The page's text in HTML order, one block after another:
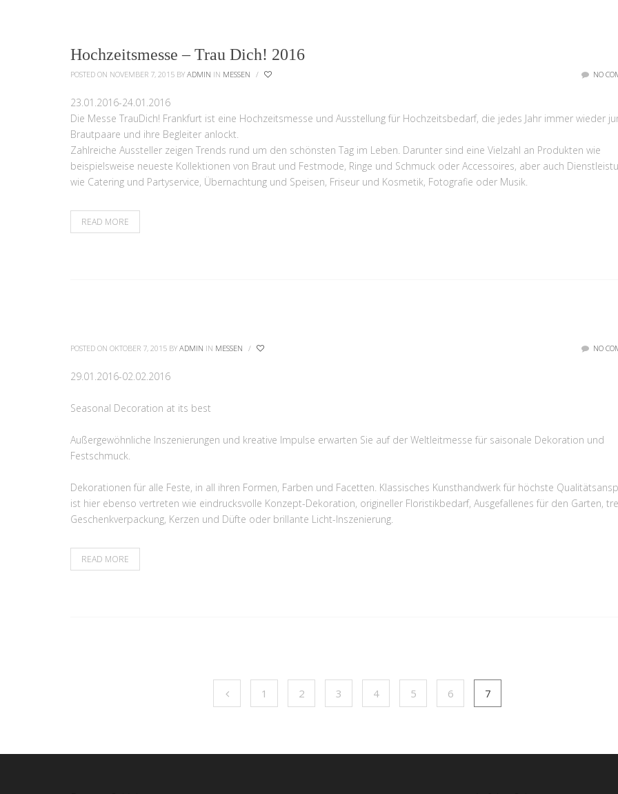
Hochzeitsmesse – Trau Dich! 2016
POSTED ON NOVEMBER 7, 2015 BY ADMIN IN MESSEN / NO
23.01.2016-24.01.2016
Die Messe TrauDich! Frankfurt ist eine Hochzeitsmesse und Ausstellung für Hochzeitsbedarf, die jedes Jahr immer wieder
Brautpaare und ihre Begleiter anlockt.
Zahlreiche Aussteller zeigen Trends rund um den schönsten Tag im Leben. Darunter sind eine Vielzahl an Produkten wie
beispielsweise neueste Kollektionen von Braut und Festmode, Ringe und Schmuck oder Accessoires, aber auch
wie Catering und Partyservice, Übernachtung und Speisen, Friseur und Kosmetik, Fotografie oder Musik.
READ MORE
POSTED ON OKTOBER 7, 2015 BY ADMIN IN MESSEN / NO
29.01.2016-02.02.2016
Seasonal Decoration at its best
Außergewöhnliche Inszenierungen und kreative Impulse erwarten Sie auf der Weltleitmesse für saisonale Dekoration und
Festschmuck.
Dekorationen für alle Feste, in all ihren Formen, Farben und Facetten. Klassisches Kunsthandwerk für höchste
ist hier ebenso vertreten wie eindrucksvolle Konzept-Dekoration, origineller Floristikbedarf, Ausgefallenes für den Garten,
Geschenkverpackung, Kerzen und Düfte oder brillante Licht-Inszenierung.
READ MORE
1 2 3 4 5 6 7